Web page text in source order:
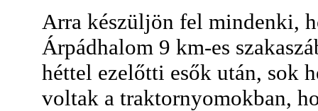
Arra készüljön fel mindenki,
Árpádhalom 9 km-es
héttel ezelőtti esők után, sok
voltak a traktornyomokban,